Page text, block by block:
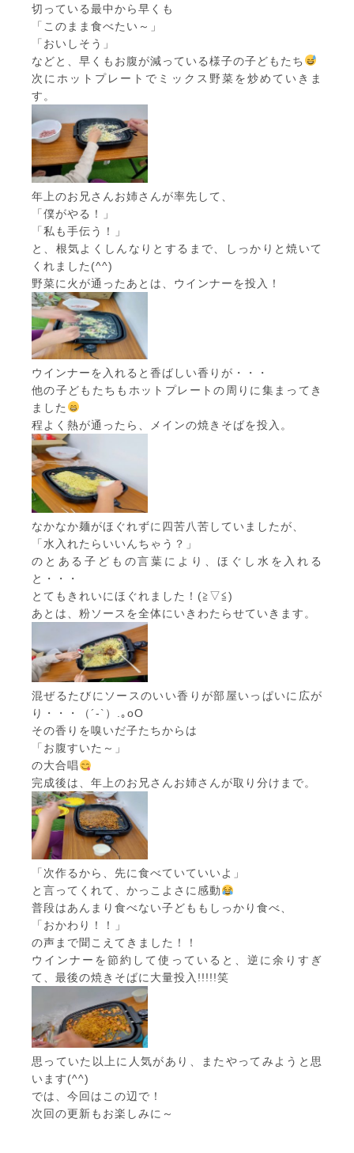
切っている最中から早くも
「このまま食べたい～」
「おいしそう」
などと、早くもお腹が減っている様子の子どもたち
次にホットプレートでミックス野菜を炒めていきま
す。
年上のお兄さんお姉さんが率先して、
「僕がやる！」
「私も手伝う！」
と、根気よくしんなりとするまで、しっかりと焼いて
くれました(^^)
野菜に火が通ったあとは、ウインナーを投入！
ウインナーを入れると香ばしい香りが・・・
他の子どもたちもホットプレートの周りに集まってき
ました
程よく熱が通ったら、メインの焼きそばを投入。
なかなか麺がほぐれずに四苦八苦していましたが、
「水入れたらいいんちゃう？」
のとある子どもの言葉により、ほぐし水を入れる
と・・・
とてもきれいにほぐれました！(≧▽≦)
あとは、粉ソースを全体にいきわたらせていきます。
混ぜるたびにソースのいい香りが部屋いっぱいに広が
り・・・（´-`）.｡oO
その香りを嗅いだ子たちからは
「お腹すいた～」
の大合唱
完成後は、年上のお兄さんお姉さんが取り分けまで。
「次作るから、先に食べていていいよ」
と言ってくれて、かっこよさに感動
普段はあんまり食べない子どももしっかり食べ、
「おかわり！！」
の声まで聞こえてきました！！
ウインナーを節約して使っていると、逆に余りすぎ
て、最後の焼きそばに大量投入!!!!!笑
思っていた以上に人気があり、またやってみようと思
います(^^)
では、今回はこの辺で！
次回の更新もお楽しみに～